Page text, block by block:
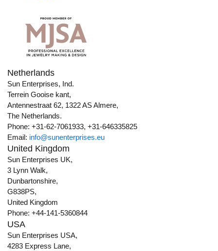
Netherlands
Sun Enterprises, Ind.
Terrein Gooise kant,
Antennestraat 62, 1322 AS Almere,
The Netherlands.
Phone: +31-62-7061933, +31-646335825
Email: info@sunenterprises.eu
United Kingdom
Sun Enterprises UK,
3 Lynn Walk,
Dunbartonshire,
G838PS,
United Kingdom
Phone: +44-141-5360844
USA
Sun Enterprises USA,
4283 Express Lane,